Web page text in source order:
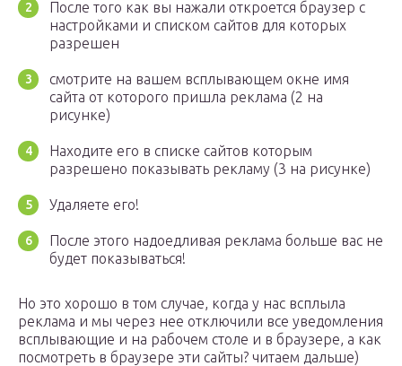
После того как вы нажали откроется браузер с
настройками и списком сайтов для которых
разрешен
смотрите на вашем всплывающем окне имя
сайта от которого пришла реклама (2 на
рисунке)
Находите его в списке сайтов которым
разрешено показывать рекламу (3 на рисунке)
Удаляете его!
После этого надоедливая реклама больше вас не
будет показываться!
Но это хорошо в том случае, когда у нас всплыла
реклама и мы через нее отключили все уведомления
всплывающие и на рабочем столе и в браузере, а как
посмотреть в браузере эти сайты? читаем дальше)